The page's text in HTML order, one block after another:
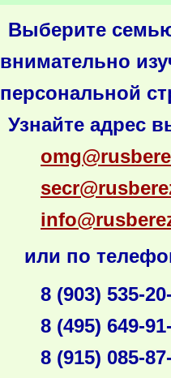
Выберите
внимательно
персональной
Узнайте адрес
или по
8 (903) 535-
8 (495) 649-
8 (915) 085-